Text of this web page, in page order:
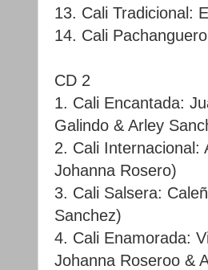
13. Cali Tradicional:
14. Cali
CD 2
1. Cali Encantada:
Galindo & Arley
2. Cali Internacional:
Johanna Rosero)
3. Cali Salsera:
Sanchez)
4. Cali Enamorada:
Johanna Roseroo &